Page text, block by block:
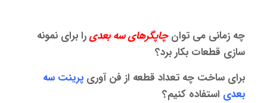
چه زمانی می توانچاپگرهای سه بعدیرا برای نمونه
سازی قطعات بکار برد؟
برای ساخت چه تعداد قطعه از فن آوری پرینت سه
بعدی استفاده کنیم؟